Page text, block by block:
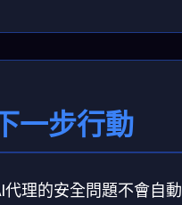
一步行動
代理的安全問題不會自